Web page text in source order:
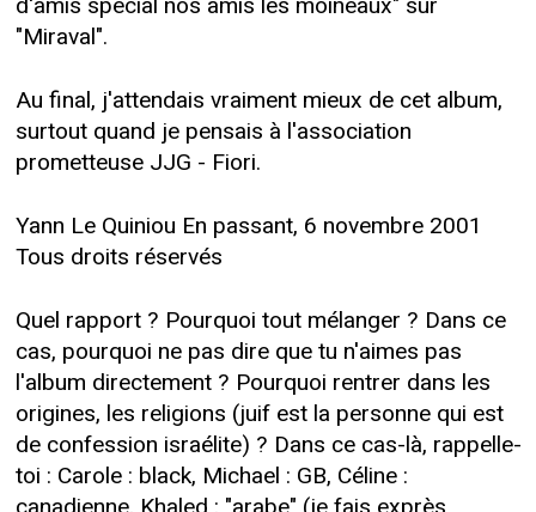
"Miraval".
Au final, j'attendais vraiment mieux de cet album,
surtout quand je pensais à l'association
prometteuse JJG - Fiori.
Yann Le Quiniou En passant, 6 novembre 2001
Tous droits réservés
Quel rapport ? Pourquoi tout mélanger ? Dans ce
cas, pourquoi ne pas dire que tu n'aimes pas
l'album directement ? Pourquoi rentrer dans les
origines, les religions (juif est la personne qui est
de confession israélite) ? Dans ce cas-là, rappelle-
toi : Carole : black, Michael : GB, Céline :